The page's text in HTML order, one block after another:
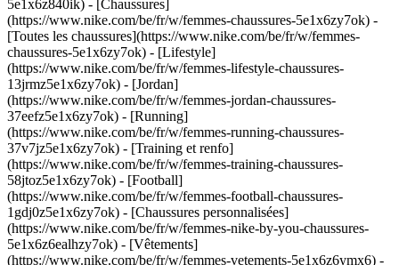
5e1x6z840ik) - [Chaussures]
(https://www.nike.com/be/fr/w/femmes-chaussures-5e1x6zy7ok) -
[Toutes les chaussures](https://www.nike.com/be/fr/w/femmes-
chaussures-5e1x6zy7ok) - [Lifestyle]
(https://www.nike.com/be/fr/w/femmes-lifestyle-chaussures-
13jrmz5e1x6zy7ok) - [Jordan]
(https://www.nike.com/be/fr/w/femmes-jordan-chaussures-
37eefz5e1x6zy7ok) - [Running]
(https://www.nike.com/be/fr/w/femmes-running-chaussures-
37v7jz5e1x6zy7ok) - [Training et renfo]
(https://www.nike.com/be/fr/w/femmes-training-chaussures-
58jtoz5e1x6zy7ok) - [Football]
(https://www.nike.com/be/fr/w/femmes-football-chaussures-
1gdj0z5e1x6zy7ok) - [Chaussures personnalisées]
(https://www.nike.com/be/fr/w/femmes-nike-by-you-chaussures-
5e1x6z6ealhzy7ok) - [Vêtements]
(https://www.nike.com/be/fr/w/femmes-vetements-5e1x6z6ymx6) -